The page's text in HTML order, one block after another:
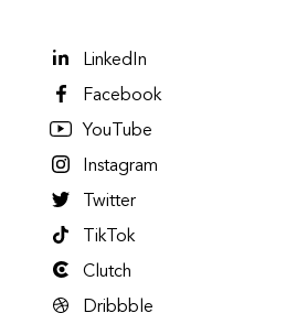
LinkedIn
Facebook
YouTube
Instagram
Twitter
TikTok
Clutch
Dribbble